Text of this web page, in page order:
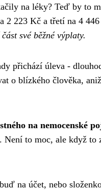
na léky? Teď by to
2 223 Kč a třetí na 4
své běžné výplaty.
přichází úleva -
o blízkého člověka,
na nemocenské
to moc, ale když to
na účet, nebo